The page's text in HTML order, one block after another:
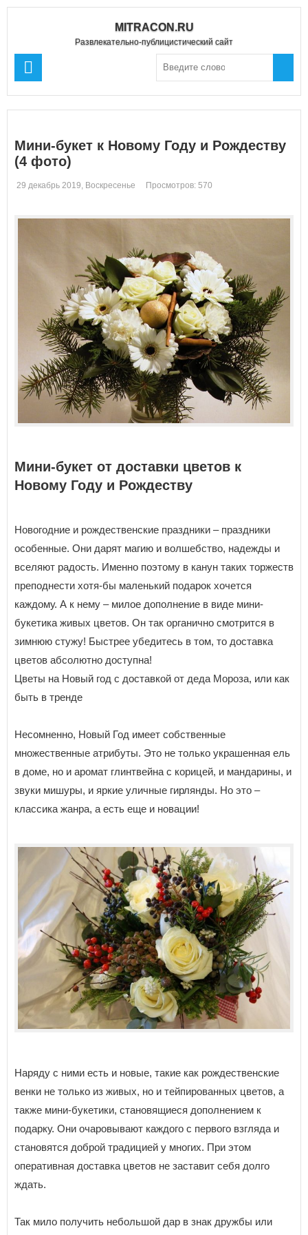
MITRACON.RU
Развлекательно-публицистический сайт
Мини-букет к Новому Году и Рождеству
(4 фото)
29 декабрь 2019, Воскресенье
Просмотров: 570
Мини-букет от доставки цветов к
Новому Году и Рождеству
Новогодние и рождественские праздники – праздники
особенные. Они дарят магию и волшебство, надежды и
вселяют радость. Именно поэтому в канун таких торжеств
преподнести хотя-бы маленький подарок хочется
каждому. А к нему – милое дополнение в виде мини-
букетика живых цветов. Он так органично смотрится в
зимнюю стужу! Быстрее убедитесь в том, то доставка
цветов абсолютно доступна!
Цветы на Новый год с доставкой от деда Мороза, или как
быть в тренде
Несомненно, Новый Год имеет собственные
множественные атрибуты. Это не только украшенная ель
в доме, но и аромат глинтвейна с корицей, и мандарины, и
звуки мишуры, и яркие уличные гирлянды. Но это –
классика жанра, а есть еще и новации!
Наряду с ними есть и новые, такие как рождественские
венки не только из живых, но и тейпированных цветов, а
также мини-букетики, становящиеся дополнением к
подарку. Они очаровывают каждого с первого взгляда и
становятся доброй традицией у многих. При этом
оперативная доставка цветов не заставит себя долго
ждать.
Так мило получить небольшой дар в знак дружбы или